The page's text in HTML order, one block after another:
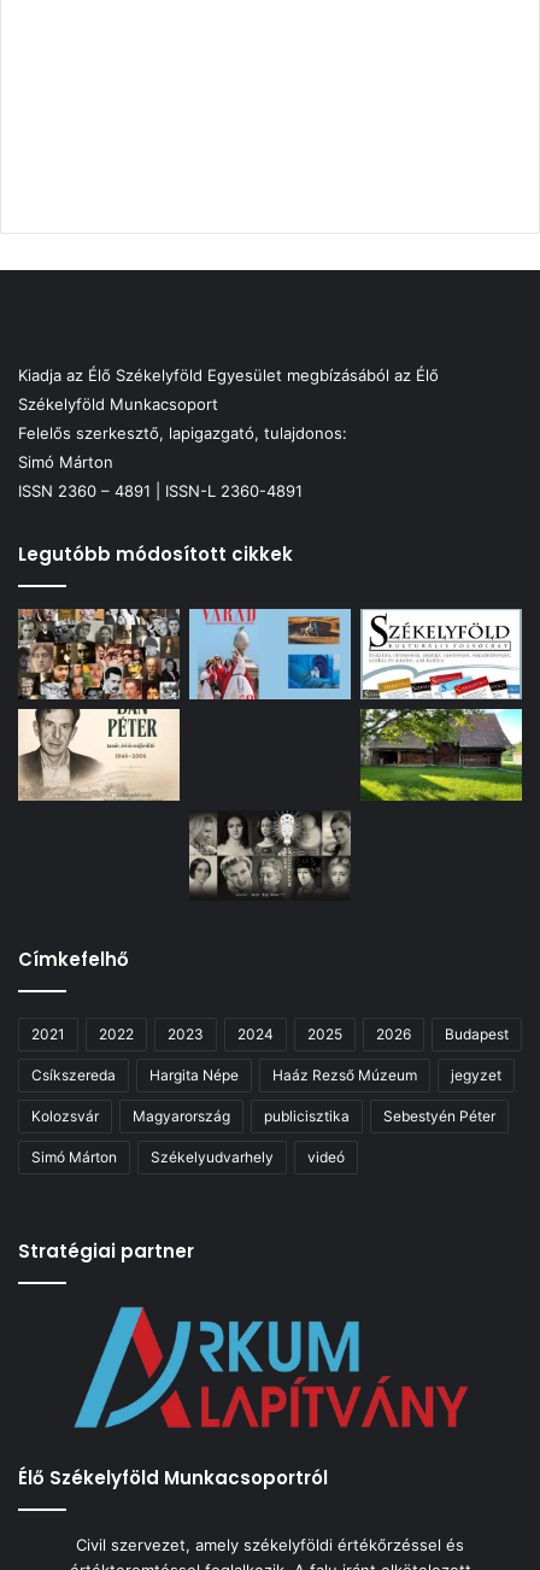
Kiadja az Élő Székelyföld Egyesület megbízásából az Élő
Székelyföld Munkacsoport
Felelős szerkesztő, lapigazgató, tulajdonos:
Simó Márton
ISSN 2360 – 4891 | ISSN-L 2360-4891
Legutóbb módosított cikkek
Címkefelhő
2021 2022 2023 2024 2025 2026 Budapest
Csíkszereda Hargita Népe Haáz Rezső Múzeum jegyzet
Kolozsvár Magyarország publicisztika Sebestyén Péter
Simó Márton Székelyudvarhely videó
Stratégiai partner
Élő Székelyföld Munkacsoportról
Civil szervezet, amely székelyföldi értékőrzéssel és